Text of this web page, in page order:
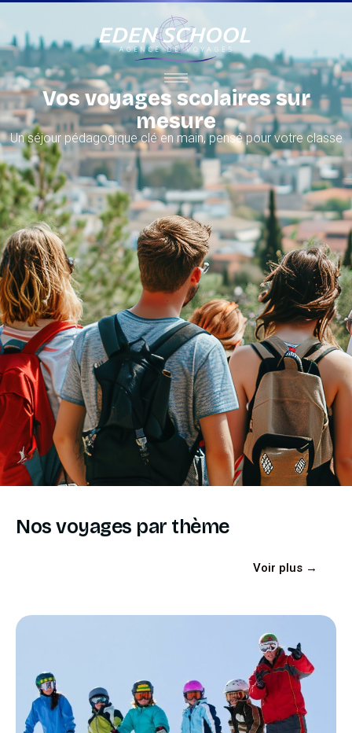
Vos voyages scolaires sur
mesure
Un séjour pédagogique clé en main, pensé pour votre classe
Nos voyages par thème
Voir plus →